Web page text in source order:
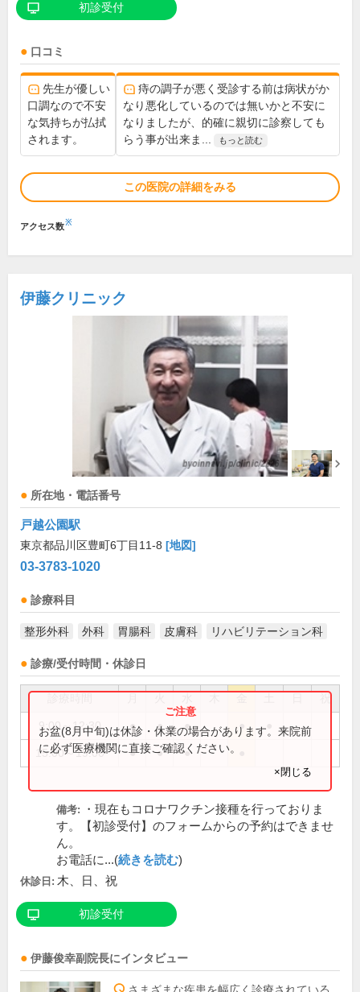
初診受付
口コミ
先生が優しい
口調なので不安
な気持ちが払拭
されます。
痔の調子が悪く受診する前は病状がか
なり悪化しているのでは無いかと不安に
なりましたが、的確に親切に診察しても
らう事が出来ま...
もっと読む
この医院の詳細をみる
アクセス数※
伊藤クリニック
所在地・電話番号
戸越公園駅
東京都品川区豊町6丁目11-8 [地図]
03-3783-1020
診療科目
整形外科 外科 胃腸科 皮膚科 リハビリテーション科
診療/受付時間・休診日
祝
9:00～12:30 ● ● ● ●
15:00～19:00 ● ● ●
お盆(8月中旬)は休診・休業の場合があります。来院前
に必ず医療機関に直接ご確認ください。
×閉じる
備考:
・現在もコロナワクチン接種を行っておりま
す。【初診受付】のフォームからの予約はできませ
ん。
お電話に...(続きを読む)
休診日: 木、日、祝
初診受付
伊藤俊幸副院長にインタビュー